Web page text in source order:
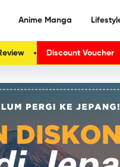
Anime Manga
Discount Voucher